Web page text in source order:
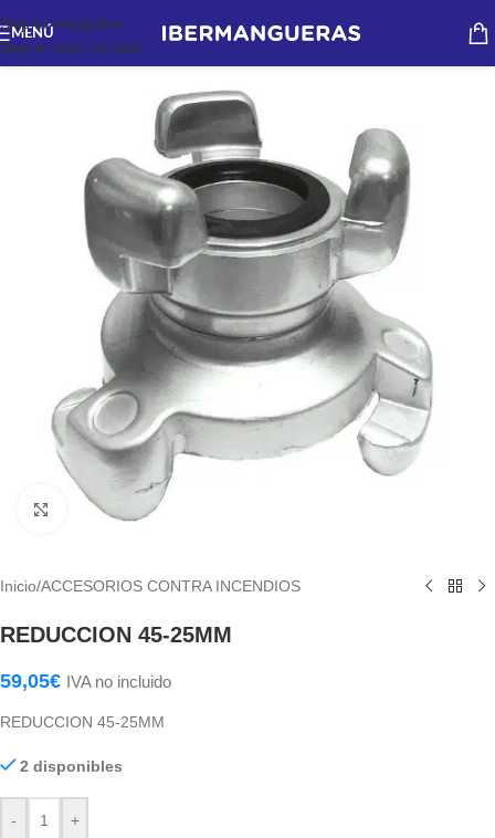
Skip to navigation
Skip to main content
MENÚ
Haga Click para agrandar
Inicio/ACCESORIOS CONTRA INCENDIOS
REDUCCION 45-25MM
59,05€ IVA no incluido
REDUCCION 45-25MM
2 disponibles
- +